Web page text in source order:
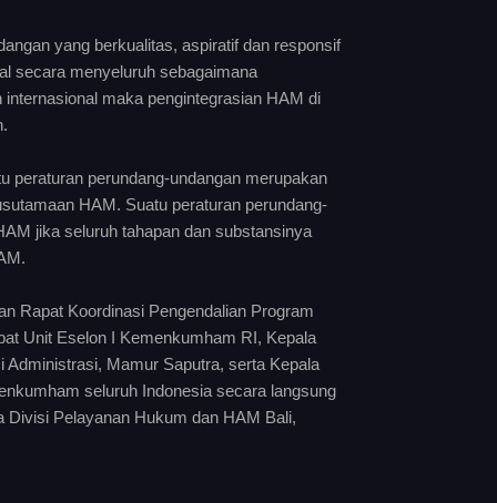
yang berkualitas, aspiratif dan responsif
secara menyeluruh sebagaimana
maka pengintegrasian HAM di
peraturan perundang-undangan merupakan
HAM. Suatu peraturan perundang-
jika seluruh tahapan dan substansinya
Rapat Koordinasi Pengendalian Program
Unit Eselon I Kemenkumham RI, Kepala
Mamur Saputra, serta Kepala
seluruh Indonesia secara langsung
Pelayanan Hukum dan HAM Bali,